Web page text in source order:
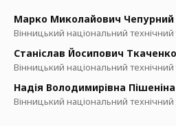
Марко Миколайович Чепурний
Вінницький національний технічний
Станіслав Йосипович Ткаченко
Вінницький національний технічний
Надія Володимирівна Пішеніна
Вінницький національний технічний